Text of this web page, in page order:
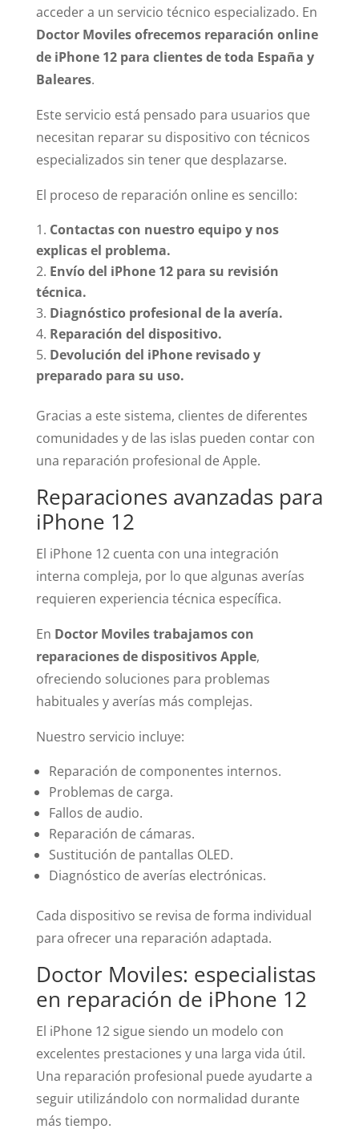
acceder a un servicio técnico especializado. En
Doctor Moviles ofrecemos reparación online
de iPhone 12 para clientes de toda España y
Baleares.
Este servicio está pensado para usuarios que
necesitan reparar su dispositivo con técnicos
especializados sin tener que desplazarse.
El proceso de reparación online es sencillo:
Contactas con nuestro equipo y nos
explicas el problema.
Envío del iPhone 12 para su revisión
técnica.
Diagnóstico profesional de la avería.
Reparación del dispositivo.
Devolución del iPhone revisado y
preparado para su uso.
Gracias a este sistema, clientes de diferentes
comunidades y de las islas pueden contar con
una reparación profesional de Apple.
Reparaciones avanzadas para
iPhone 12
El iPhone 12 cuenta con una integración
interna compleja, por lo que algunas averías
requieren experiencia técnica específica.
En Doctor Moviles trabajamos con
reparaciones de dispositivos Apple,
ofreciendo soluciones para problemas
habituales y averías más complejas.
Nuestro servicio incluye:
Reparación de componentes internos.
Problemas de carga.
Fallos de audio.
Reparación de cámaras.
Sustitución de pantallas OLED.
Diagnóstico de averías electrónicas.
Cada dispositivo se revisa de forma individual
para ofrecer una reparación adaptada.
Doctor Moviles: especialistas
en reparación de iPhone 12
El iPhone 12 sigue siendo un modelo con
excelentes prestaciones y una larga vida útil.
Una reparación profesional puede ayudarte a
seguir utilizándolo con normalidad durante
más tiempo.